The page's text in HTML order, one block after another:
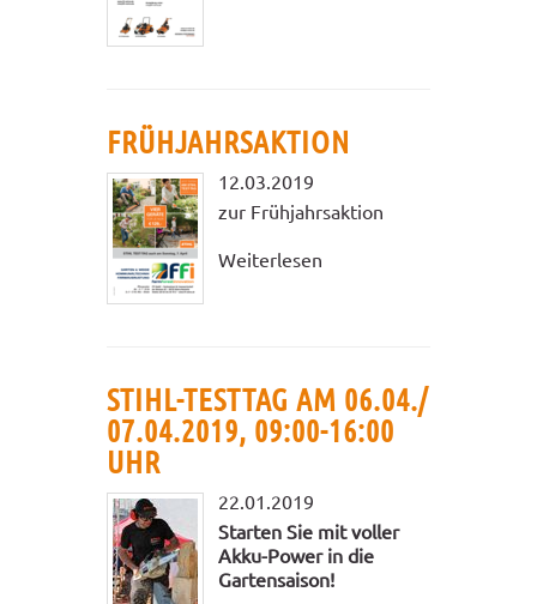
FRÜHJAHRSAKTION
12.03.2019
zur Frühjahrsaktion
Weiterlesen
STIHL-TESTTAG AM 06.04./
07.04.2019, 09:00-16:00
UHR
22.01.2019
Starten Sie mit voller
Akku-Power in die
Gartensaison!